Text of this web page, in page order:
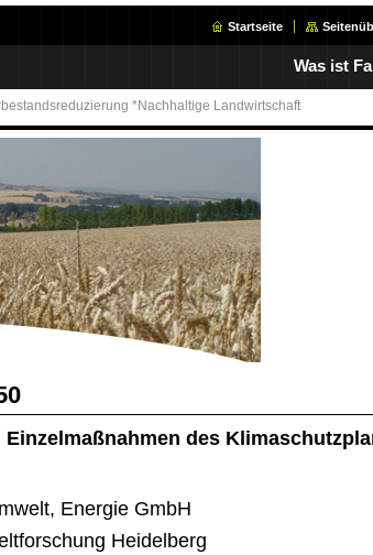
Startseite
Was ist
*Nachhaltige Landwirtschaft
des
Energie GmbH
Heidelberg